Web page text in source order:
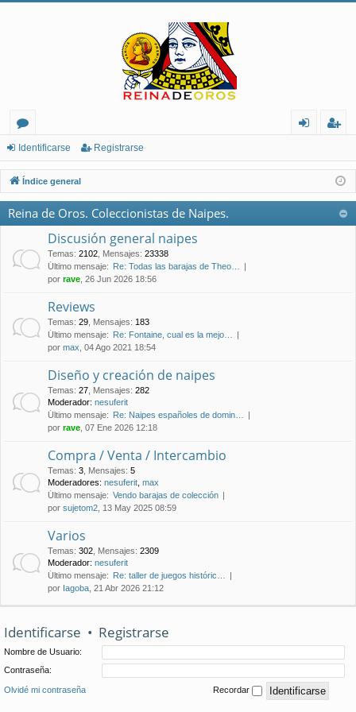
or
os
nt
ifi
ist
ra
Identificarse Registrarse
Índice general
Reina de Oros. Coleccionistas de Naipes.
Discusión general naipes
Temas: 2102 Mensajes: 23338
Último mensaje: Re: Todas las barajas de Theo…
por rave , 26 Jun 2026 18:56
Reviews
Temas: 29 Mensajes: 183
Último mensaje: Re: Fontaine, cual es la mejo…
por max , 04 Ago 2021 18:54
Diseño y creación de naipes
Temas: 27 Mensajes: 282
Moderador: nesuferit
Último mensaje: Re: Naipes españoles de domin…
por rave , 07 Ene 2026 12:18
Compra / Venta / Intercambio
Temas: 3 Mensajes: 5
Moderadores: nesuferit max
Último mensaje: Vendo barajas de colección
por sujetom2 , 13 May 2025 08:59
Varios
Temas: 302 Mensajes: 2309
Moderador: nesuferit
Último mensaje: Re: taller de juegos históric…
por Iagoba , 21 Abr 2026 21:12
Identificarse • Registrarse
Nombre de Usuario:
Contraseña:
Olvidé mi contraseña Recordar